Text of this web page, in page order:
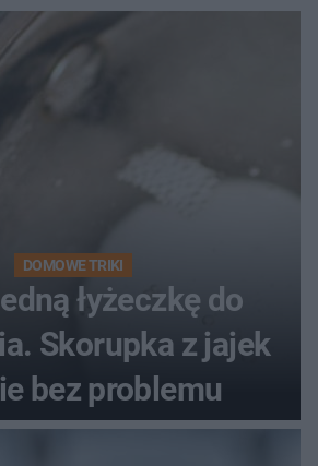
DOMOWE TRIKI
łyżeczkę do
Skorupka z jajek
bez problemu